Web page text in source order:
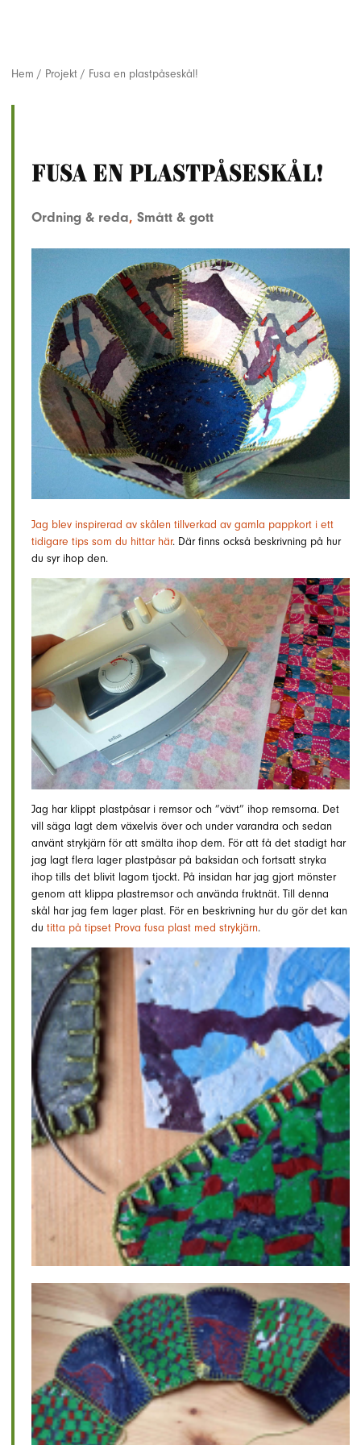
Hem / Projekt / Fusa en plastpåseskål!
Fusa en plastpåseskål!
Ordning & reda, Smått & gott
Jag blev inspirerad av skålen tillverkad av gamla pappkort i ett
tidigare tips som du hittar här. Där finns också beskrivning på hur
du syr ihop den.
Jag har klippt plastpåsar i remsor och ”vävt” ihop remsorna. Det
vill säga lagt dem växelvis över och under varandra och sedan
använt strykjärn för att smälta ihop dem. För att få det stadigt har
jag lagt flera lager plastpåsar på baksidan och fortsatt stryka
ihop tills det blivit lagom tjockt. På insidan har jag gjort mönster
genom att klippa plastremsor och använda fruktnät. Till denna
skål har jag fem lager plast. För en beskrivning hur du gör det kan
du titta på tipset Prova fusa plast med strykjärn.